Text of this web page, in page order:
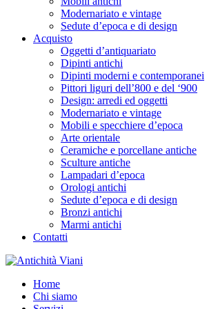
Modernariato e vintage
Sedute d’epoca e di design
Acquisto
Oggetti d’antiquariato
Dipinti antichi
Dipinti moderni e contemporanei
Pittori liguri dell’800 e del ‘900
Design: arredi ed oggetti
Modernariato e vintage
Mobili e specchiere d’epoca
Arte orientale
Ceramiche e porcellane antiche
Sculture antiche
Lampadari d’epoca
Orologi antichi
Sedute d’epoca e di design
Bronzi antichi
Marmi antichi
Contatti
Home
Chi siamo